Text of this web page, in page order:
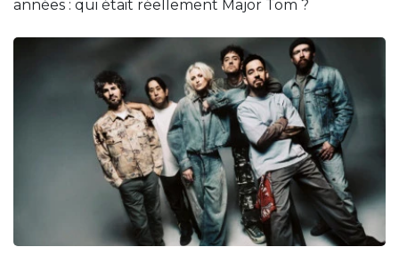
années : qui était réellement Major Tom ?